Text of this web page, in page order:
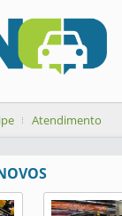
Atendimento